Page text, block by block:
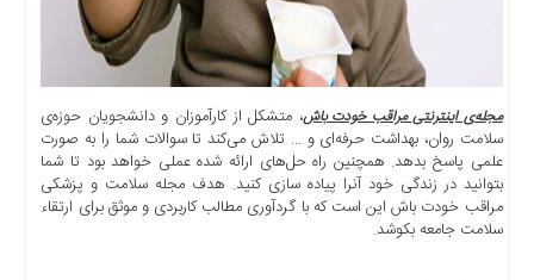
مجله‌ی اینترنتی مراقب خودت باش، متشکل از کارآموزان و دانشجویان حوزه‌ی
سلامت روان، بهداشت حرفه‌ای و … تلاش می‌کند تا سوالات شما را به صورت
علمی پاسخ بدهد. همچنین راه حل‌های ارائه شده عملی خواهد بود تا شما
بتوانید در زندگی خود آنرا پیاده سازی کنید. هدف مجله سلامت و پزشکی
مراقب خودت باش این است که با گردآوری مطالب کاربردی و موثق برای ارتقاء
سلامت جامعه بکوشد.